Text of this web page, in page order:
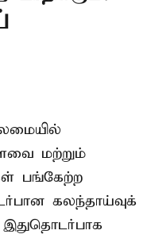
மற்றும்
பங்கேற்ற
கலந்தாய்வுக்